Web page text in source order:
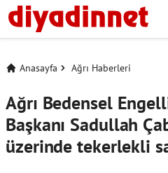
Anasayfa Ağrı Haberleri
Ağrı Bedensel
Başkanı Sadullah
üzerinde tekerlekli